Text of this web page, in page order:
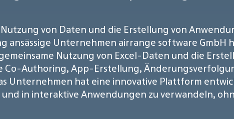
von Daten und die Erstellung von
Unternehmen airrange software GmbH
Nutzung von Excel-Daten und die
Co-Authoring, App-Erstellung,
Unternehmen hat eine innovative Plattform
in interaktive Anwendungen zu verwandeln,